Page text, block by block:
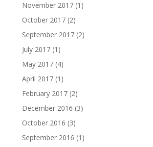
November 2017(1)
October 2017(2)
September 2017(2)
July 2017(1)
May 2017(4)
April 2017(1)
February 2017(2)
December 2016 (3)
October 2016 (3)
September 2016 (1)